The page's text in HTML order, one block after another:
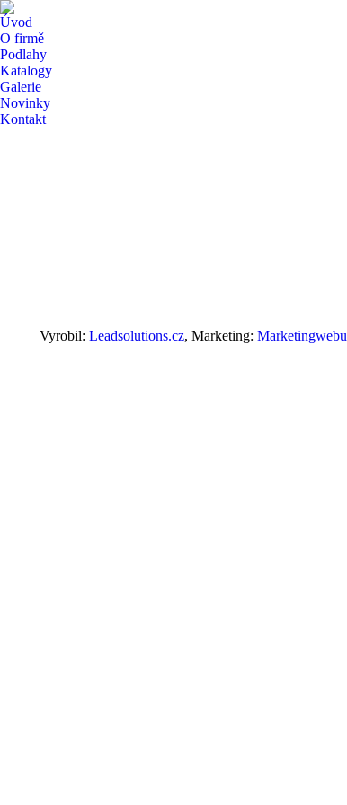
Úvod
O firmě
Podlahy
Katalogy
Galerie
Novinky
Kontakt
Vyrobil: Leadsolutions.cz, Marketing: Marketingwebu